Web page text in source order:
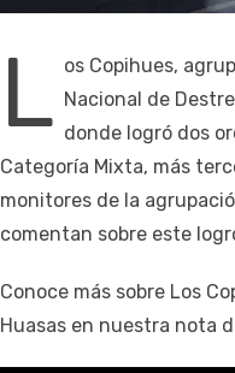
L os Copihues,
Nacional de
donde logró dos
Categoría Mixta, más
monitores de la
comentan sobre este
Conoce más sobre Los
Huasas en nuestra nota